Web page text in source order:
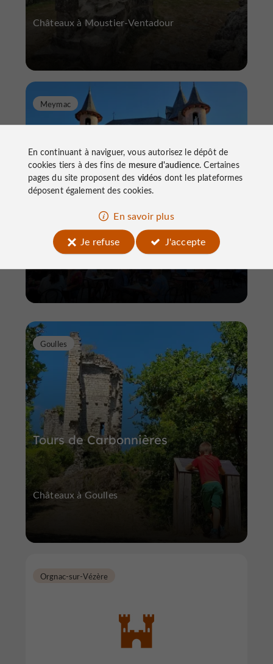
Châteaux à Moustier-Ventadour
Château des Moines Larose
Meymac
Châteaux à Meymac
Tours de Carbonnières
Goulles
Châteaux à Goulles
Orgnac-sur-Vézère
En continuant à naviguer, vous autorisez le dépôt de
cookies tiers à des fins de mesure d'audience. Certaines
pages du site proposent des vidéos dont les plateformes
déposent également des cookies.
En savoir plus
Je refuse
J'accepte